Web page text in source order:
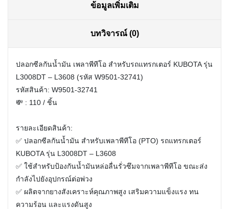
ข้อมูลเพิ่มเติม
บทวิจารณ์ (0)
ปลอกซีลกันน้ำมัน เพลาพีทีโอ สำหรับรถแทรกเตอร์ KUBOTA รุ่น
L3008DT – L3608 (รหัส W9501-32741)
รหัสสินค้า: W9501-32741
💸 : 110 / ชิ้น
รายละเอียดสินค้า:
✅ ปลอกซีลกันน้ำมัน สำหรับเพลาพีทีโอ (PTO) รถแทรกเตอร์
KUBOTA รุ่น L3008DT – L3608
✅ ใช้สำหรับป้องกันน้ำมันหล่อลื่นรั่วซึมจากเพลาพีทีโอ ขณะส่ง
กำลังไปยังอุปกรณ์ต่อพ่วง
✅ ผลิตจากยางสังเคราะห์คุณภาพสูง เสริมความแข็งแรง ทน
ความร้อน และแรงดันสูง